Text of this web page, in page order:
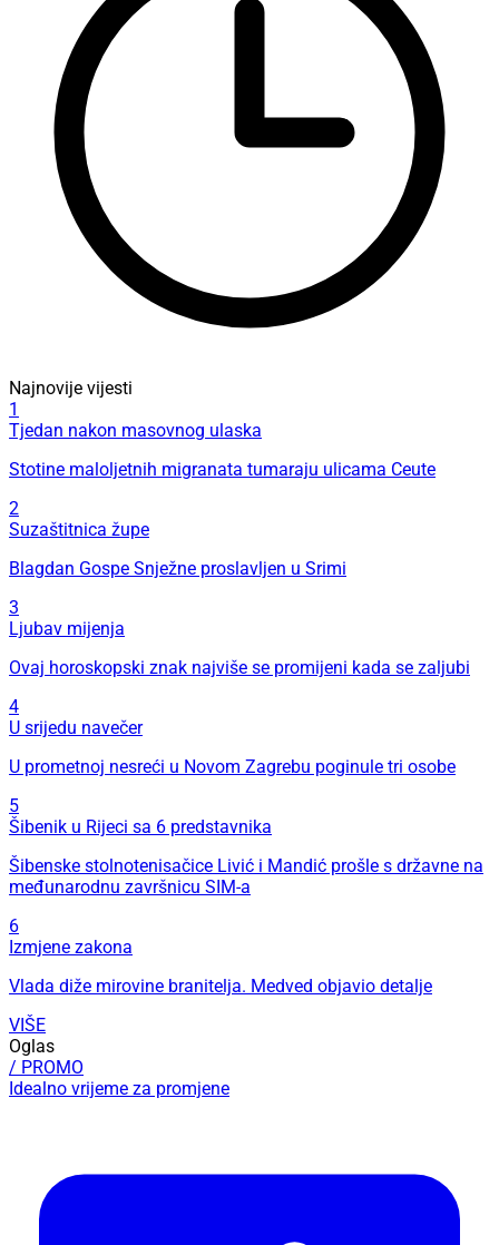
Najnovije vijesti
1
Tjedan nakon masovnog ulaska
Stotine maloljetnih migranata tumaraju ulicama Ceute
2
Suzaštitnica župe
Blagdan Gospe Snježne proslavljen u Srimi
3
Ljubav mijenja
Ovaj horoskopski znak najviše se promijeni kada se zaljubi
4
U srijedu navečer
U prometnoj nesreći u Novom Zagrebu poginule tri osobe
5
Šibenik u Rijeci sa 6 predstavnika
Šibenske stolnotenisačice Livić i Mandić prošle s državne na
međunarodnu završnicu SIM-a
6
Izmjene zakona
Vlada diže mirovine branitelja. Medved objavio detalje
VIŠE
Oglas
/ PROMO
Idealno vrijeme za promjene